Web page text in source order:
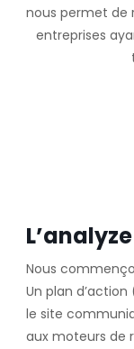
nous permet de
entreprises
Nous
Un plan
le site
aux moteurs de